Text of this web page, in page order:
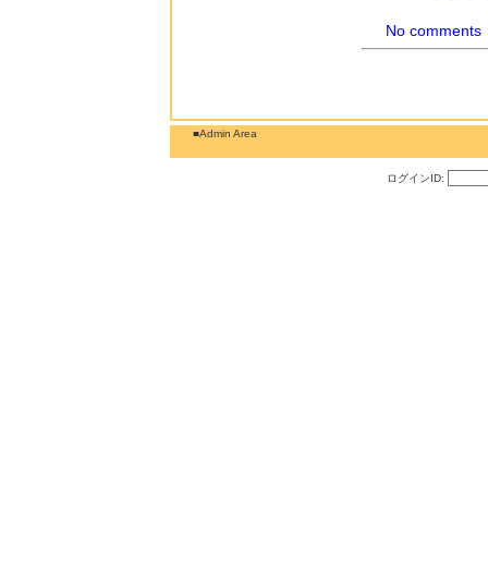
No comments
■Admin Area
ログインID: